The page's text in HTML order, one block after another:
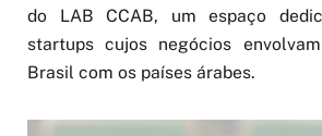
do LAB CCAB, um espaço
startups cujos negócios
Brasil com os países árabes.